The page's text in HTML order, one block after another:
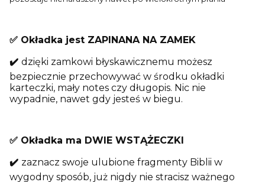
✅ Okładka jest ZAPINANA NA ZAMEK
✔️ dzięki zamkowi błyskawicznemu możesz
bezpiecznie przechowywać w środku okładki
karteczki, mały notes czy długopis. Nic nie
wypadnie, nawet gdy jesteś w biegu.
✅ Okładka ma DWIE WSTĄŻECZKI
✔️ zaznacz swoje ulubione fragmenty Biblii w
wygodny sposób, już nigdy nie stracisz ważnego